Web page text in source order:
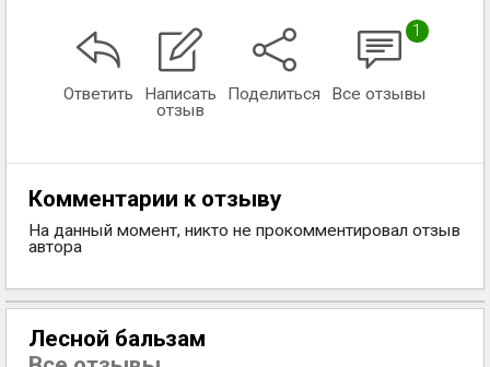
Ответить
Написать
отзыв
Поделиться
1
Все отзывы
Комментарии к отзыву
На данный момент, никто не прокомментировал отзыв
автора
Лесной бальзам